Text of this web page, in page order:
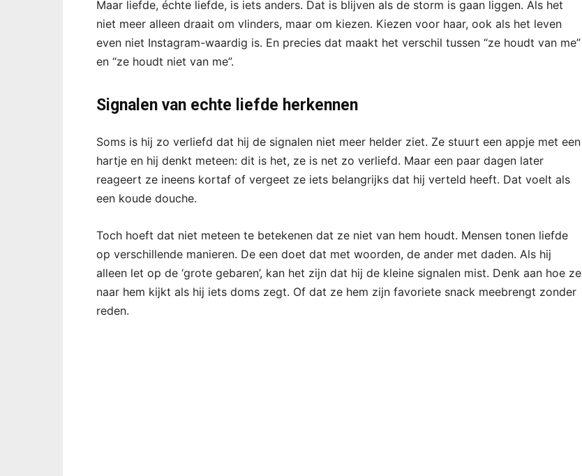
Maar liefde, échte liefde, is iets anders. Dat is blijven als de storm is gaan liggen. Als het
niet meer alleen draait om vlinders, maar om kiezen. Kiezen voor haar, ook als het leven
even niet Instagram-waardig is. En precies dat maakt het verschil tussen “ze houdt van me”
en “ze houdt niet van me”.
Signalen van echte liefde herkennen
Soms is hij zo verliefd dat hij de signalen niet meer helder ziet. Ze stuurt een appje met een
hartje en hij denkt meteen: dit is het, ze is net zo verliefd. Maar een paar dagen later
reageert ze ineens kortaf of vergeet ze iets belangrijks dat hij verteld heeft. Dat voelt als
een koude douche.
Toch hoeft dat niet meteen te betekenen dat ze niet van hem houdt. Mensen tonen liefde
op verschillende manieren. De een doet dat met woorden, de ander met daden. Als hij
alleen let op de ‘grote gebaren’, kan het zijn dat hij de kleine signalen mist. Denk aan hoe ze
naar hem kijkt als hij iets doms zegt. Of dat ze hem zijn favoriete snack meebrengt zonder
reden.